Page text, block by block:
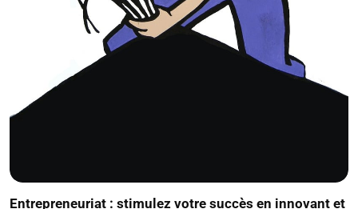
Entrepreneuriat : stimulez votre succès en innovant et